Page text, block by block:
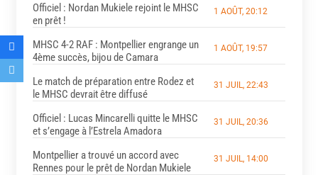
Officiel : Nordan Mukiele rejoint le MHSC
en prêt !
1 AOÛT, 20:12
MHSC 4-2 RAF : Montpellier engrange un
4ème succès, bijou de Camara
1 AOÛT, 19:57
Le match de préparation entre Rodez et
le MHSC devrait être diffusé
31 JUIL, 22:43
Officiel : Lucas Mincarelli quitte le MHSC
et s’engage à l’Estrela Amadora
31 JUIL, 20:36
Montpellier a trouvé un accord avec
Rennes pour le prêt de Nordan Mukiele
31 JUIL, 14:00